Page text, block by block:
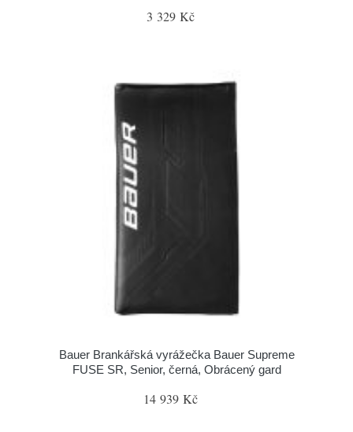
3 329 Kč
Bauer Brankářská vyrážečka Bauer Supreme
FUSE SR, Senior, černá, Obrácený gard
14 939 Kč